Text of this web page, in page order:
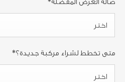
اختر
متى تخطط لشراء مركبة جديدة؟*
اختر